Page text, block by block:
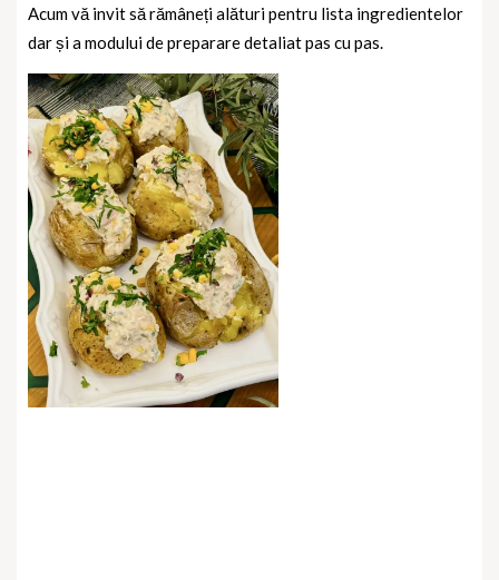
Acum vă invit să rămâneți alături pentru lista ingredientelor
dar și a modului de preparare detaliat pas cu pas.